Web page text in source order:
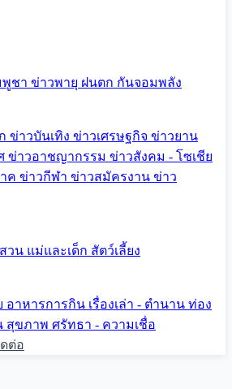
พูชา ข่าวพายุ ฝนตก กันจอมพลัง
ข่าวบันเทิง ข่าวเศรษฐกิจ ข่าวยาน
ข่าวอาชญากรรม ข่าวสังคม - โซเชีย
ค ข่าวกีฬา ข่าวสมัครงาน ข่าว
วน แม่และเด็ก สัตว์เลี้ยง
อาหารการกิน เรื่องเล่า - ตำนาน ท่อง
สุขภาพ ศรัทธา - ความเชื่อ
ต่อ